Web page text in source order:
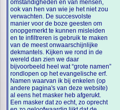
omstandigheden en van mensen,
ook van hen van wie je het niet zou
verwachten. De succesvolste
manier voor de boze geesten om
onopgemerkt te kunnen misleiden
en te infiltreren is gebruik te maken
van de meest onwaarschijnlijke
dekmantels. Kijken we rond in de
wereld dan zien we daar
bijvoorbeeld heel wat “grote namen”
rondlopen op het evangelische erf.
Namen waarvan ik bij enkelen (op
andere pagina's van deze website)
al eens het masker heb afgerukt.
Een masker dat zo echt, zo oprecht